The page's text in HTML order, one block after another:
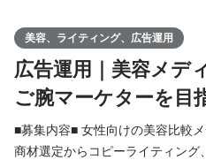
美容、ライティング、広告運用
広告運用｜美容メデ
ご腕マーケターを目
■募集内容■ 女性向けの美容比較メディアの運営をお任せします！
商材選定からコピーライティング